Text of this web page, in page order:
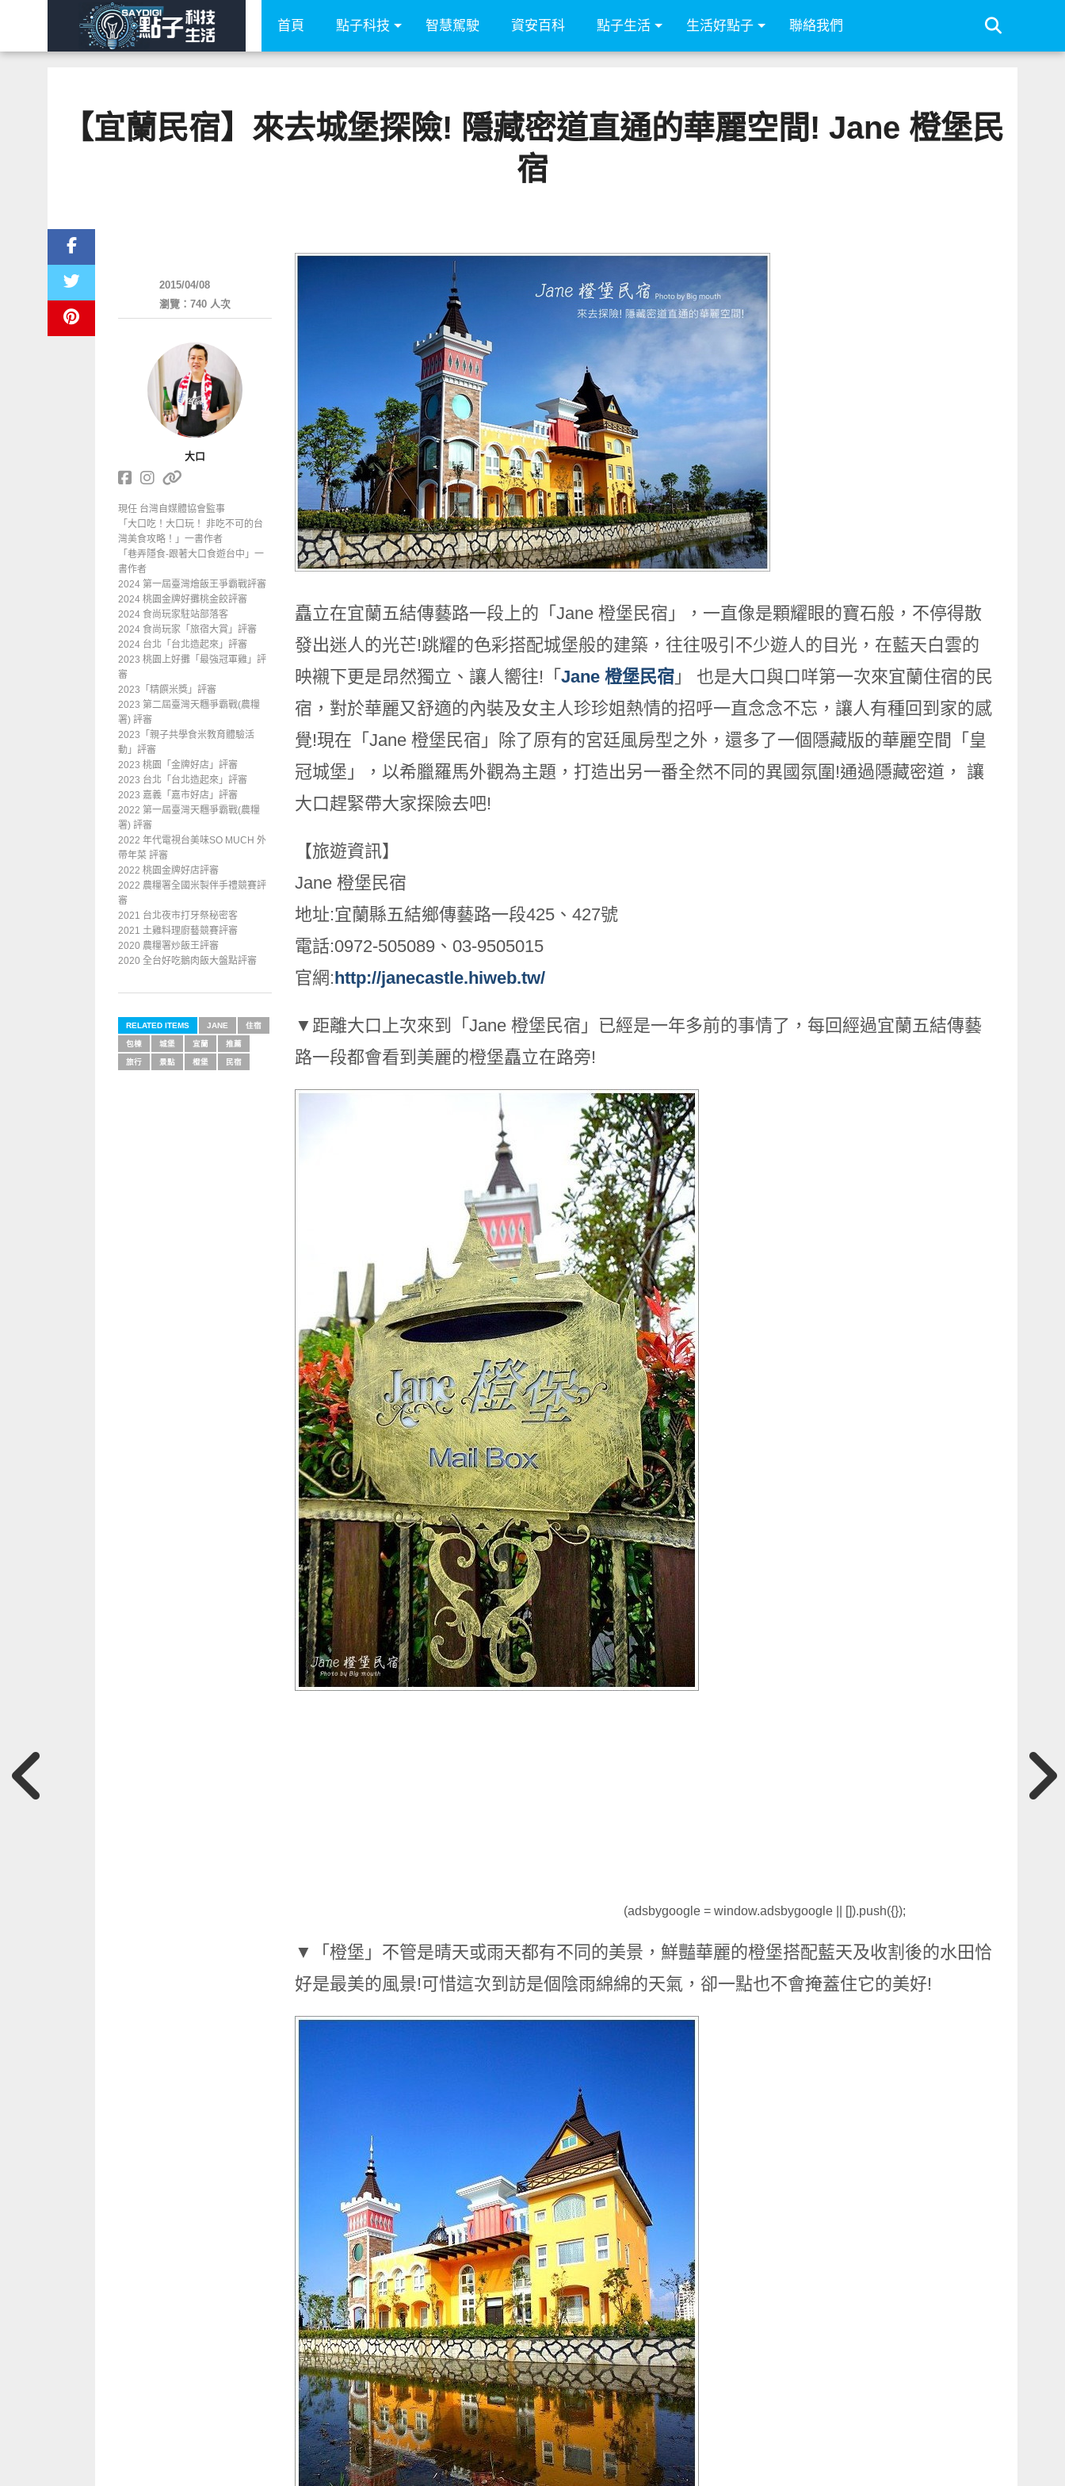
首頁 點子科技 智慧駕駛 資安百科 點子生活 生活好點子 聯絡我們
【宜蘭民宿】來去城堡探險! 隱藏密道直通的華麗空間! Jane 橙堡民
宿
矗立在宜蘭五結傳藝路一段上的「Jane 橙堡民宿」，一直像是顆耀眼的寶石般，不停得散
發出迷人的光芒!跳耀的色彩搭配城堡般的建築，往往吸引不少遊人的目光，在藍天白雲的
映襯下更是昂然獨立、讓人嚮往!「 Jane 橙堡民宿」 也是大口與口咩第一次來宜蘭住宿的民
宿，對於華麗又舒適的內裝及女主人珍珍姐熱情的招呼一直念念不忘，讓人有種回到家的感
覺!現在「Jane 橙堡民宿」除了原有的宮廷風房型之外，還多了一個隱藏版的華麗空間「皇
冠城堡」，以希臘羅馬外觀為主題，打造出另一番全然不同的異國氛圍!通過隱藏密道， 讓
大口趕緊帶大家探險去吧!
【旅遊資訊】
Jane 橙堡民宿
地址:宜蘭縣五結鄉傳藝路一段425、427號
電話:0972-505089、03-9505015
官網:http://janecastle.hiweb.tw/
▼距離大口上次來到「Jane 橙堡民宿」已經是一年多前的事情了，每回經過宜蘭五結傳藝
路一段都會看到美麗的橙堡矗立在路旁!
(adsbygoogle = window.adsbygoogle || []).push({});
▼「橙堡」不管是晴天或雨天都有不同的美景，鮮豔華麗的橙堡搭配藍天及收割後的水田恰
好是最美的風景!可惜這次到訪是個陰雨綿綿的天氣，卻一點也不會掩蓋住它的美好!
2015/04/08
瀏覽：740 人次
大口
現任 台灣自媒體協會監事
「大口吃！大口玩！ 非吃不可的台
灣美食攻略！」一書作者
「巷弄隱食-跟著大口食遊台中」一
書作者
2024 第一屆臺灣燴飯王爭霸戰評審
2024 桃園金牌好攤桃金餃評審
2024 食尚玩家駐站部落客
2024 食尚玩家「旅宿大賞」評審
2024 台北「台北造起來」評審
2023 桃園上好攤「最強冠軍雞」評
審
2023「精饌米獎」評審
2023 第二屆臺灣天糰爭霸戰(農糧
署) 評審
2023「親子共學食米教育體驗活
動」評審
2023 桃園「金牌好店」評審
2023 台北「台北造起來」評審
2023 嘉義「嘉市好店」評審
2022 第一屆臺灣天糰爭霸戰(農糧
署) 評審
2022 年代電視台美味SO MUCH 外
帶年菜 評審
2022 桃園金牌好店評審
2022 農糧署全國米製伴手禮競賽評
審
2021 台北夜市打牙祭秘密客
2021 土雞料理廚藝競賽評審
2020 農糧署炒飯王評審
2020 全台好吃鵝肉飯大盤點評審
RELATED ITEMS JANE 住宿
包棟 城堡 宜蘭 推薦
旅行 景點 橙堡 民宿